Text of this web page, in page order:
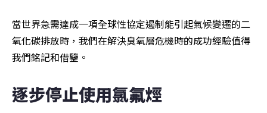
當世界急需達成一項全球性協定遏制能引起氣候變遷的二
氧化碳排放時，我們在解決臭氧層危機時的成功經驗值得
我們銘記和借鑒。
逐步停止使用氯氟烴